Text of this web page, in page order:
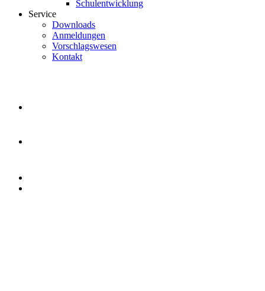
Schulentwicklung
Service
Downloads
Anmeldungen
Vorschlagswesen
Kontakt